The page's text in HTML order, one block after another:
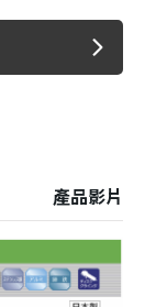
產品影片